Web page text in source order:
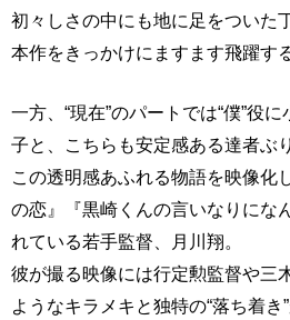
初々しさの中にも地に足をついた
本作をきっかけにますます飛躍す
一方、“現在”のパートでは“僕”役
子と、こちらも安定感ある達者ぶ
この透明感あふれる物語を映像化
の恋』『黒崎くんの言いなりにな
れている若手監督、月川翔。
彼が撮る映像には行定勲監督や三
ようなキラメキと独特の“落ち着